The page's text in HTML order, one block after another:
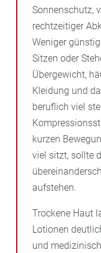
Sonnenschutz,
rechtzeitiger
Weniger
Sitzen oder
Übergewicht,
Kleidung und
beruflich viel
kurzen
viel sitzt, sollte
aufstehen.
Trockene Haut
Lotionen
und